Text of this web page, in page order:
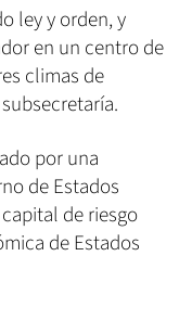
ley y orden, y
en un centro de
climas de
por una
de Estados
de riesgo
de Estados